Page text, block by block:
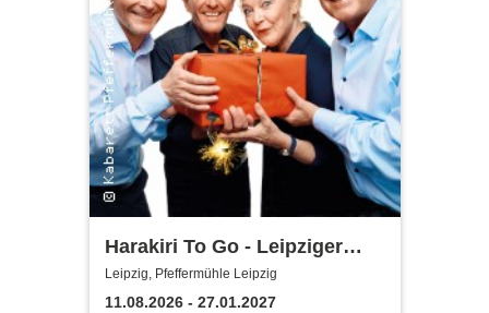
Harakiri To Go - Leipziger
Pfeffermühle
Leipzig, Pfeffermühle Leipzig
11.08.2026 - 27.01.2027